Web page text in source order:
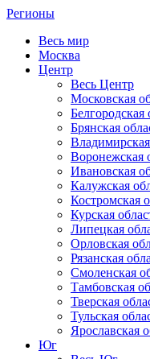
Регионы
Весь мир
Москва
Центр
Весь Центр
Московская
Белгородская
Брянская
Воронежская
Ивановская
Калужская
Костромская
Курская
Липецкая
Орловская
Рязанская
Смоленская
Тамбовская
Тверская
Тульская
Ярославская
Юг